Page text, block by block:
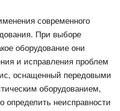
современного
При выборе
оборудование они
и исправления проблем
оснащенный передовыми
оборудованием,
определить неисправности